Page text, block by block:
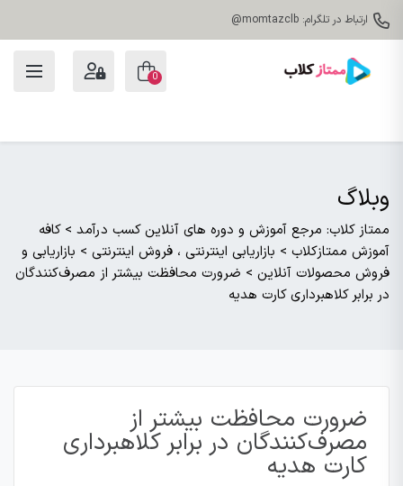
ارتباط در تلگرام: momtazclb@
0
وبلاگ
ممتاز کلاب: مرجع آموزش و دوره های آنلاین کسب درآمد > کافه
آموزش ممتازکلاب > بازاریابی اینترنتی ، فروش اینترنتی > بازاریابی و
فروش محصولات آنلاین > ضرورت محافظت بیشتر از مصرف‌کنندگان
در برابر کلاهبرداری کارت هدیه
ضرورت محافظت بیشتر از
مصرف‌کنندگان در برابر کلاهبرداری
کارت هدیه